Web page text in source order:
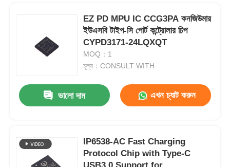
আমাদের সাথে যোগাযোগ
খবর
এফপিজিএ ফিল্ড প্রোগ্রামযোগ্য গেট অ্যারে
EZ PD MPU IC CCG3PA কনজিউমার
ইউএসবি টাইপ-সি পোর্ট কন্ট্রোলার চিপ
CYPD3171-24LQXQT
MOQ：1
মূল্য：CONSULT WITH
ভালো দাম এখন চ্যাট করুন
IP6538-AC Fast Charging
Protocol Chip with Type-C
USB3.0 Support for